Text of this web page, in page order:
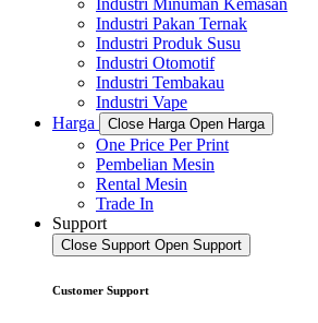
Industri Minuman Kemasan
Industri Pakan Ternak
Industri Produk Susu
Industri Otomotif
Industri Tembakau
Industri Vape
Harga
Close Harga Open Harga
One Price Per Print
Pembelian Mesin
Rental Mesin
Trade In
Support
Close Support Open Support
Customer Support